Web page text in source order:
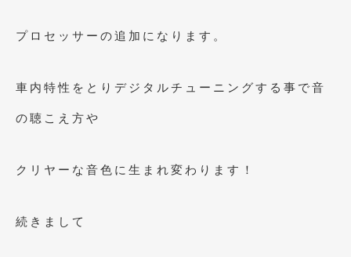
プロセッサーの追加になります。
車内特性をとりデジタルチューニングする事で音
の聴こえ方や
クリヤーな音色に生まれ変わります！
続きまして